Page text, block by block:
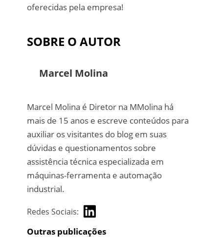
oferecidas pela empresa!
SOBRE O AUTOR
Marcel Molina
Marcel Molina é Diretor na MMolina há
mais de 15 anos e escreve conteúdos para
auxiliar os visitantes do blog em suas
dúvidas e questionamentos sobre
assistência técnica especializada em
máquinas-ferramenta e automação
industrial.
Redes Sociais:
Outras publicações